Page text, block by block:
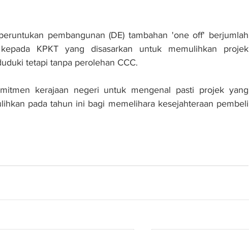
pembangunan (DE) tambahan 'one off' berjumlah
KPKT yang disasarkan untuk memulihkan projek
tetapi tanpa perolehan CCC.
kerajaan negeri untuk mengenal pasti projek yang
pada tahun ini bagi memelihara kesejahteraan pembeli